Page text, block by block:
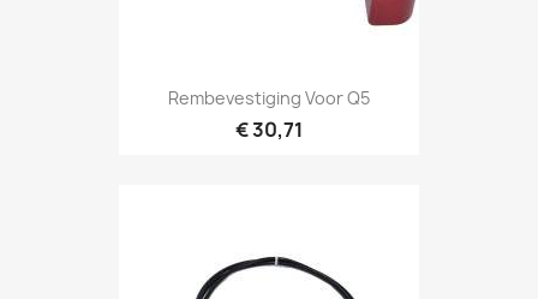
Rembevestiging Voor Q5
€ 30,71